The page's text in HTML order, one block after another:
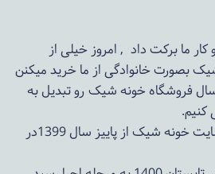
ما برکت داد , امروز خیلی از
بصورت خانوادگی از ما خرید میکنن
فروشگاهخونه شیکرو تبدیل به
ایده طراحی و ساخت وبسایت خونه شیک از پاییز سال 1399در